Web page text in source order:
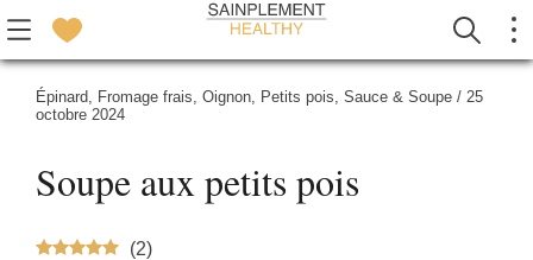
Épinard, Fromage frais, Oignon, Petits pois, Sauce & Soupe / 25
octobre 2024
Soupe aux petits pois
(2)